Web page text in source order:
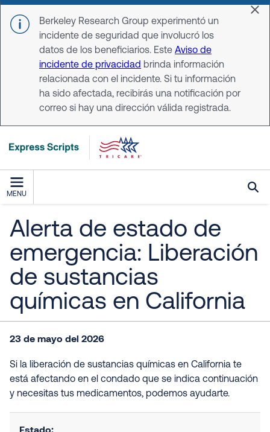
Skip to main content
Berkeley Research Group experimentó un
incidente de seguridad que involucró los
datos de los beneficiarios. Este Aviso de
incidente de privacidad brinda información
relacionada con el incidente. Si tu información
ha sido afectada, recibirás una notificación por
correo si hay una dirección válida registrada.
MENU
Alerta de estado de
emergencia: Liberación
de sustancias
químicas en California
23 de mayo del 2026
Si la liberación de sustancias químicas en California te
está afectando en el condado que se indica continuación
y necesitas tus medicamentos, podemos ayudarte.
Estado: